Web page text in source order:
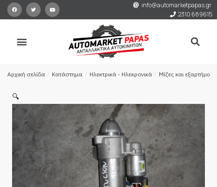
info@automarketpapas.gr
2310 689615
Αρχική σελίδα / Κατάστημα / Ηλεκτρικά - Ηλεκρονικά / Μίζες και εξαρτήματα
🔍